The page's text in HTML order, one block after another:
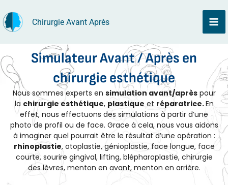
au
Chirurgie Avant Après
Simulateur Avant / Après en
chirurgie esthétique
Nous sommes experts en simulation avant/aprèspour
la chirurgie esthétique, plastique et réparatrice.En
effet, nous effectuons des simulations à partir d’une
photo de profil ou de face. Grace à cela, nous vous aidons
à imaginer quel pourrait être le résultat d’une opération :
rhinoplastie, otoplastie, génioplastie, face longue, face
courte, sourire gingival, lifting, blépharoplastie, chirurgie
des lèvres, menton en avant, menton en arrière.